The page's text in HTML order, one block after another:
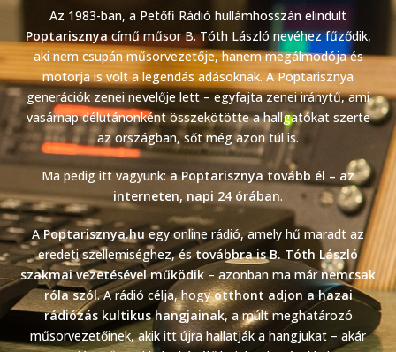
Az 1983-ban, a Petőfi Rádió hullámhosszán elindult
Poptarisznyacímű műsor B. Tóth László nevéhez fűződik,
aki nem csupán műsorvezetője, hanem megálmodója és
motorja is volt a legendás adásoknak. A Poptarisznya
generációk zenei nevelője lett – egyfajta zenei iránytű, ami
vasárnap délutánonként összekötötte a hallgatókat szerte
az országban, sőt még azon túl is.
Ma pedig itt vagyunk:a Poptarisznya tovább él – az
interneten, napi 24 órában.
APoptarisznya.huegy online rádió, amely hű maradt az
eredeti szellemiséghez, éstovábbra is B. Tóth László
szakmai vezetésével működik – azonban ma márnemcsak
róla szól. A rádió célja, hogyotthont adjon a hazai
rádiózás kultikus hangjainak, a múlt meghatározó
műsorvezetőinek, akik itt újra hallatják a hangjukat – akár